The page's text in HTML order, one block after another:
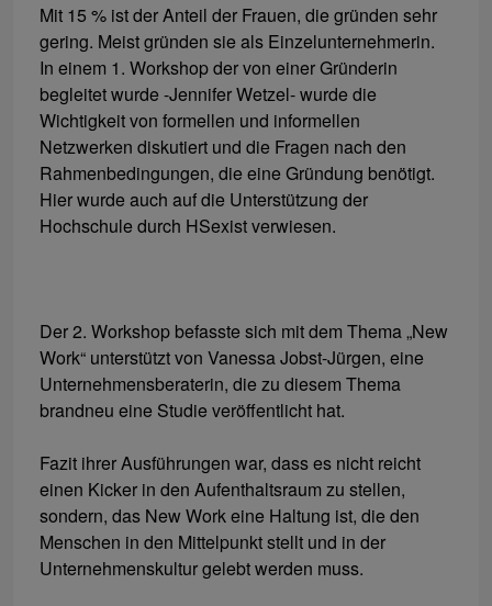
Mit 15 % ist der Anteil der Frauen, die gründen sehr
gering. Meist gründen sie als Einzelunternehmerin.
In einem 1. Workshop der von einer Gründerin
begleitet wurde -Jennifer Wetzel- wurde die
Wichtigkeit von formellen und informellen
Netzwerken diskutiert und die Fragen nach den
Rahmenbedingungen, die eine Gründung benötigt.
Hier wurde auch auf die Unterstützung der
Hochschule durch HSexist verwiesen.
Der 2. Workshop befasste sich mit dem Thema „New
Work“ unterstützt von Vanessa Jobst-Jürgen, eine
Unternehmensberaterin, die zu diesem Thema
brandneu eine Studie veröffentlicht hat.
Fazit ihrer Ausführungen war, dass es nicht reicht
einen Kicker in den Aufenthaltsraum zu stellen,
sondern, das New Work eine Haltung ist, die den
Menschen in den Mittelpunkt stellt und in der
Unternehmenskultur gelebt werden muss.